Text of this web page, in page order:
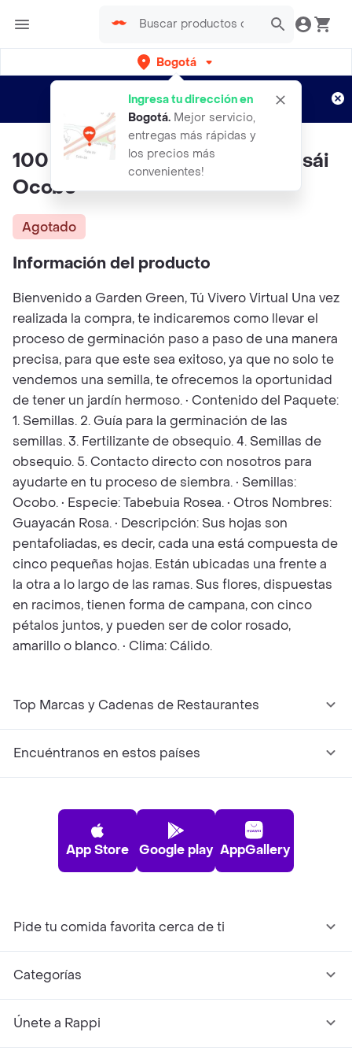
Bogotá
Ingresa tu dirección en
Bogotá. Mejor servicio,
entregas más rápidas y
los precios más
convenientes!
envíos gratis por semanas
Aplican TyC
100 Semillas Orgánicas De Bonsái
Ocobo
Agotado
Información del producto
Bienvenido a Garden Green, Tú Vivero Virtual Una vez
realizada la compra, te indicaremos como llevar el
proceso de germinación paso a paso de una manera
precisa, para que este sea exitoso, ya que no solo te
vendemos una semilla, te ofrecemos la oportunidad
de tener un jardín hermoso. • Contenido del Paquete:
1. Semillas. 2. Guía para la germinación de las
semillas. 3. Fertilizante de obsequio. 4. Semillas de
obsequio. 5. Contacto directo con nosotros para
ayudarte en tu proceso de siembra. • Semillas:
Ocobo. • Especie: Tabebuia Rosea. • Otros Nombres:
Guayacán Rosa. • Descripción: Sus hojas son
pentafoliadas, es decir, cada una está compuesta de
cinco pequeñas hojas. Están ubicadas una frente a
la otra a lo largo de las ramas. Sus flores, dispuestas
en racimos, tienen forma de campana, con cinco
pétalos juntos, y pueden ser de color rosado,
amarillo o blanco. • Clima: Cálido.
Top Marcas y Cadenas de Restaurantes
Encuéntranos en estos países
App Store Google play AppGallery
Pide tu comida favorita cerca de ti
Categorías
Únete a Rappi